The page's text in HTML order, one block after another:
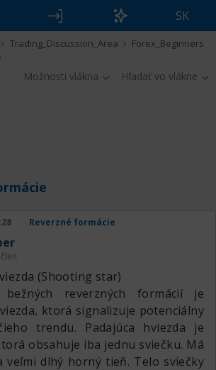
SK
Trading_Discussion_Area
Forex_Beginners
Možnosti vlákna Hľadať vo vlákne
Reverzné formácie
(Shooting star)
reverzných formácií je
ktorá signalizuje potenciálny
trendu. Padajúca hviezda je
obsahuje iba jednu sviečku. Má
veľmi dlhý horný tieň. Telo sviečky